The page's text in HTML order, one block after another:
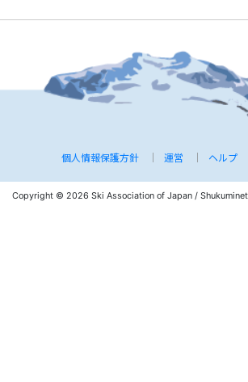
個人情報保護方針 運営 ヘルプ
Copyright © 2026 Ski Association of Japan /